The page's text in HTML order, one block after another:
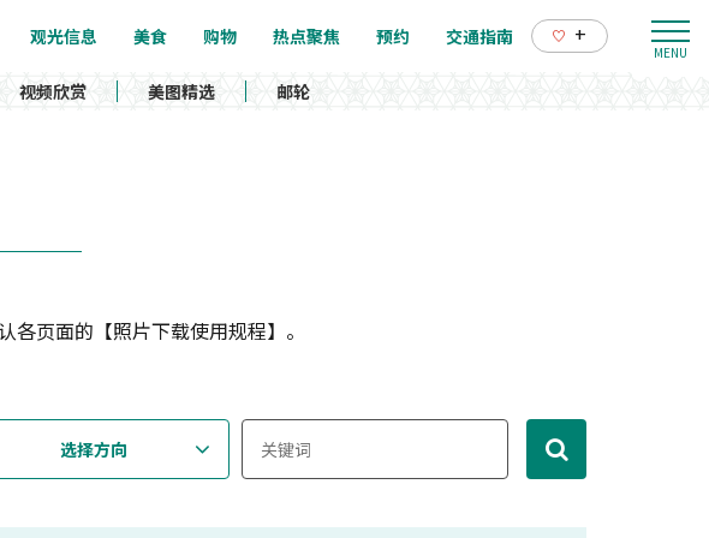
观光信息 美食 购物 热点聚焦 预约 交通指南 +
视频欣赏 美图精选 邮轮
页面的【照片下载使用规程】。
选择方向